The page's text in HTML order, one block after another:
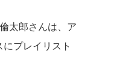
太郎さんは、ア
プレイリスト